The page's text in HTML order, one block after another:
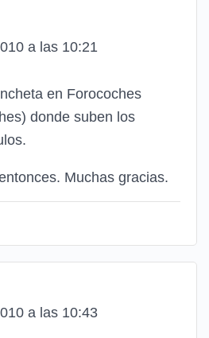
a las 10:21
en Forocoches
donde suben los
Muchas gracias.
a las 10:43